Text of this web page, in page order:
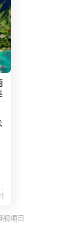
舰项目